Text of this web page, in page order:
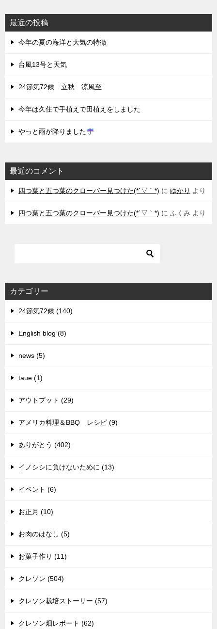
最近の投稿
今年の夏の海洋と大気の特徴
台風13号と天気
24節気72候 立秋 涼風至
今年は久住で手植えで田植えをしました
やっと雨が降りました
最近のコメント
四つ葉と五つ葉のクローバー見つけた(*´▽｀*) に ゆかり より
四つ葉と五つ葉のクローバー見つけた(*´▽｀*) に ふくみ より
カテゴリー
24節気72候 (140)
English blog (8)
news (5)
taue (1)
アウトプット (29)
アメリカ料理＆BBQ レシピ (9)
ありがとう (402)
イノシシに負けないために (13)
イベント (6)
お正月 (10)
お肉のはなし (5)
お菓子作り (11)
クレソン (504)
クレソン栽培ストーリー (57)
クレソン畑レポート (62)